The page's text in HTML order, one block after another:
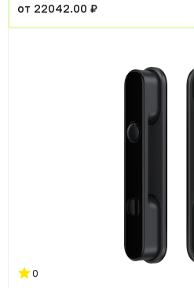
от 22042.00 ₽
0